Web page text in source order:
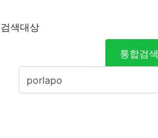
검색대상
통합검색